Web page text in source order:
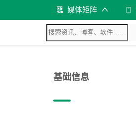
媒体矩阵
基础信息